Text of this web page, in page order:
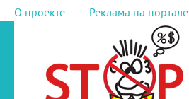
О проекте Реклама на портале